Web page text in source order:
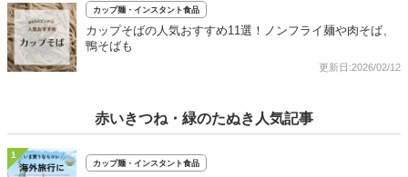
カップ麺・インスタント食品
カップそばの人気おすすめ11選！ノンフライ麺や肉そば、
鴨そばも
更新日:2026/02/12
赤いきつね・緑のたぬき人気記事
1
カップ麺・インスタント食品